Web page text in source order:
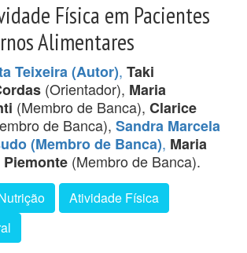
Física em Pacientes
Alimentares
Teixeira (Autor), Taki
(Orientador), Maria
(Membro de Banca), Clarice
de Banca), Sandra Marcela
(Membro de Banca), Maria
(Membro de Banca).
Atividade Física